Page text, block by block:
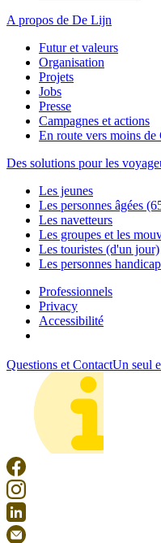
A propos de De Lijn
Futur et valeurs
Organisation
Projets
Jobs
Presse
Campagnes et actions
En route vers moins de
Des solutions pour les
Les jeunes
Les personnes âgées
Les navetteurs
Les groupes et les
Les touristes (d'un jour)
Les personnes
Professionnels
Privacy
Accessibilité
Questions et ContactUn seul